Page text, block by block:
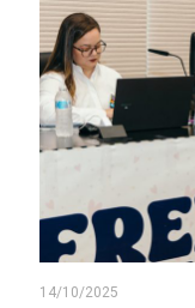
14/10/2025